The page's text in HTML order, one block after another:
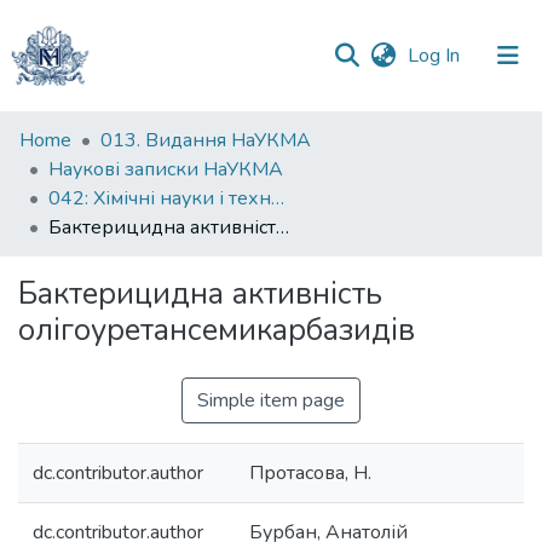
Log In (current)
Communities
&
Collections
All of DSpace
Statistics
Home
013. Видання НаУКМА
Наукові записки НаУКМА
042: Xімічні науки і технології
Бактерицидна активність олігоуретансемикарбазидів
Бактерицидна активність
олігоуретансемикарбазидів
Simple item page
dc.contributor.author Протасова, H.
dc.contributor.author Бурбан, Анатолій